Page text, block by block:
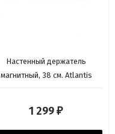
Настенный держатель
магнитный, 38 см. Atlantis
1 299 ₽